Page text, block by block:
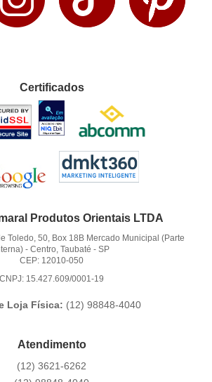
Certificados
Produtos Orientais LTDA
Toledo, 50, Box 18B Mercado Municipal (Parte
-Centro, Taubaté -SP
CEP: 12010-050
CNPJ: 15.427.609/0001-19
Loja Física: (12) 98848-4040
Atendimento
(12) 3621-6262